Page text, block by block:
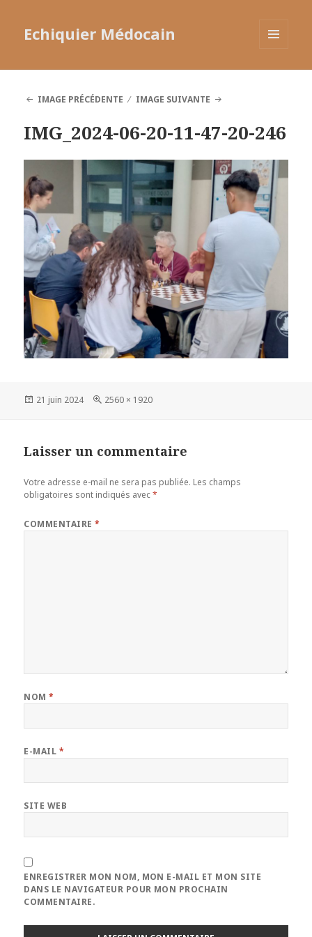
Echiquier Médocain
IMAGE PRÉCÉDENTE
IMAGE SUIVANTE
IMG_2024-06-20-11-47-20-246
Publié
21 juin 2024
Taille
2560 × 1920
Laisser un commentaire
Votre adresse e-mail ne sera pas publiée. Les champs
obligatoires sont indiqués avec*
COMMENTAIRE*
NOM*
E-MAIL *
SITE WEB
ENREGISTRER MON NOM, MON E-MAIL ET MON SITE
DANS LE NAVIGATEUR POUR MON PROCHAIN
COMMENTAIRE.